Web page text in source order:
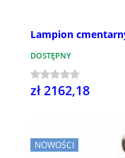
Lampion
DOSTĘPNY
zł 2162,18
NOWOŚCI